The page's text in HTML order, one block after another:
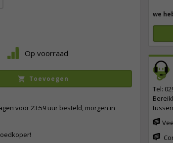
we
Tel:
Op voorraad
Toevoegen
voor 23:59 uur besteld, morgen in